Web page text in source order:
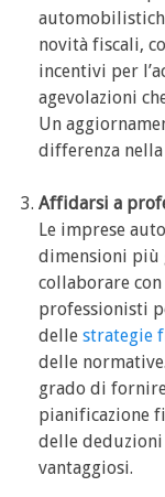
novità fiscali,
incentivi per
agevolazioni
Un
differenza
Affidarsi a
Le imprese
dimensioni più
collaborare
professionisti
dellestrategie
delle
grado di
pianificazione
delle
vantaggiosi.